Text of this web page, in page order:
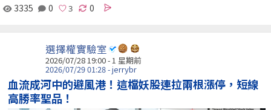
3335 0 0
選擇權實驗室
2026/07/28 19:00 - 1 星期前
2026/07/29 01:28 - jerrybr
血流成河中的避風港！這檔妖股連拉兩根漲停，短線
高勝率聖品！